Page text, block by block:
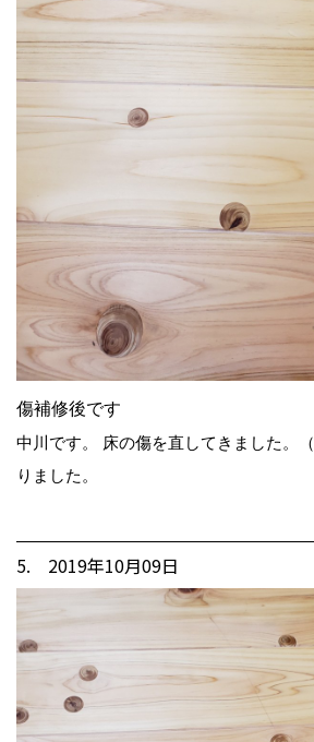
傷補修後です
中川です。 床の傷を直してきました。
りました。
5. 2019年10月09日